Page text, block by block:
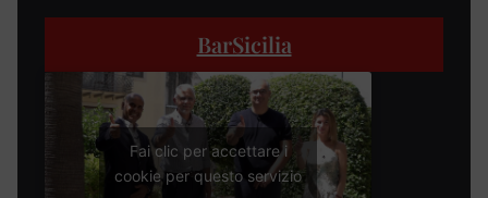
BarSicilia
Fai clic per accettare i
cookie per questo servizio